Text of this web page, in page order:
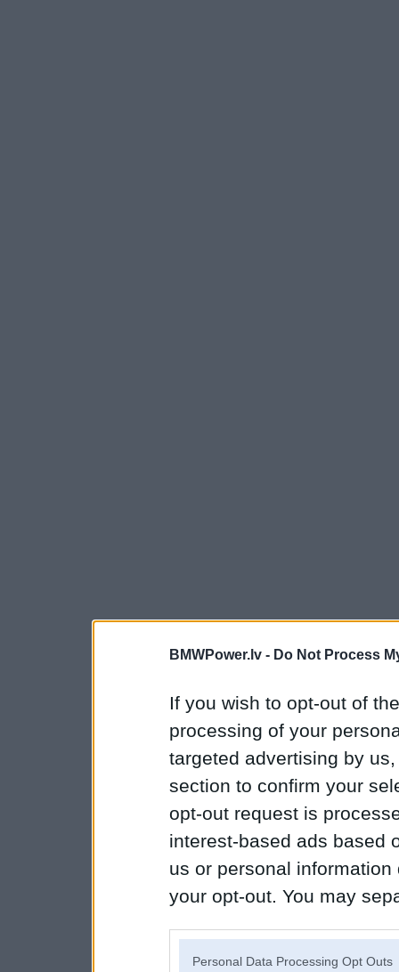
BMWPower.lv - Do Not Process
If you wish to opt-out of
processing of your
targeted advertising by
section to confirm your
opt-out request is
interest-based ads based
us or personal
your opt-out. You may
Personal Data Processing Opt Outs